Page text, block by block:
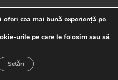
rezervate.
cea mai bună experiență pe
urile pe care le folosim sau să
Setări